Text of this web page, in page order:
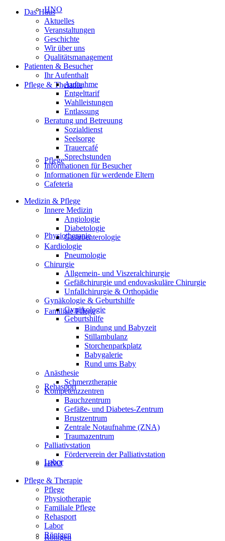
HNO
Pflege & Therapie
Pflege
Physiotherapie
Familiale Pflege
Rehasport
Labor
Röntgen
Das Haus
Aktuelles
Veranstaltungen
Geschichte
Wir über uns
Qualitätsmanagement
Patienten & Besucher
Ihr Aufenthalt
Aufnahme
Entgelttarif
Wahlleistungen
Entlassung
Beratung und Betreuung
Sozialdienst
Seelsorge
Trauercafé
Sprechstunden
Informationen für Besucher
Informationen für werdende Eltern
Cafeteria
Medizin & Pflege
Innere Medizin
Angiologie
Diabetologie
Gastroenterologie
Kardiologie
Pneumologie
Chirurgie
Allgemein- und Viszeralchirurgie
Gefäßchirurgie und endovaskuläre Chirurgie
Unfallchirurgie & Orthopädie
Gynäkologie & Geburtshilfe
Gynäkologie
Geburtshilfe
Bindung und Babyzeit
Stillambulanz
Storchenparkplatz
Babygalerie
Rund ums Baby
Anästhesie
Schmerztherapie
Kompetenzzentren
Bauchzentrum
Gefäße- und Diabetes-Zentrum
Brustzentrum
Zentrale Notaufnahme (ZNA)
Traumazentrum
Palliativstation
Förderverein der Palliativstation
HNO
Pflege & Therapie
Pflege
Physiotherapie
Familiale Pflege
Rehasport
Labor
Röntgen